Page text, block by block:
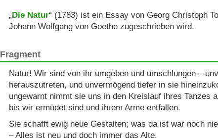
„Die Natur“ (1783) ist ein Essay von Georg Christoph
Johann Wolfgang von Goethe zugeschrieben wird.
Fragment
Natur! Wir sind von ihr umgeben und umschlungen –
herauszutreten, und unvermögend tiefer in sie
ungewarnt nimmt sie uns in den Kreislauf ihres Tanzes
bis wir ermüdet sind und ihrem Arme entfallen.
Sie schafft ewig neue Gestalten; was da ist war noch
– Alles ist neu und doch immer das Alte.